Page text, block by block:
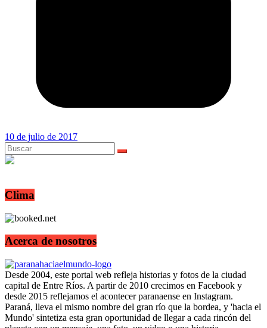
10 de julio de 2017
Clima
Acerca de nosotros
Desde 2004, este portal web refleja historias y fotos de la ciudad
capital de Entre Ríos. A partir de 2010 crecimos en Facebook y
desde 2015 reflejamos el acontecer paranaense en Instagram.
Paraná, lleva el mismo nombre del gran río que la bordea, y 'hacia el
Mundo' sintetiza esta gran oportunidad de llegar a cada rincón del